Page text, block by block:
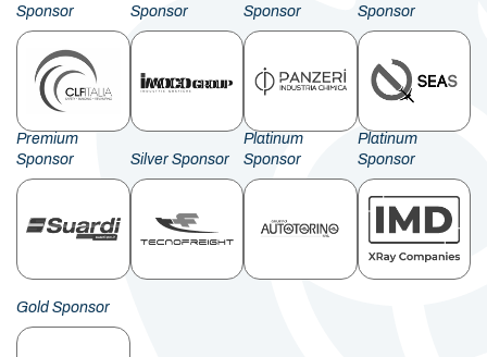
Sponsor
Sponsor
Sponsor
Sponsor
Premium
Sponsor
Silver Sponsor
Platinum
Sponsor
Platinum
Sponsor
Gold Sponsor